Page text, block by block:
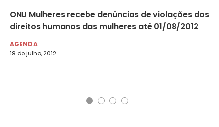
ONU Mulheres recebe denúncias de violações dos
direitos humanos das mulheres até 01/08/2012
AGENDA
18 de julho, 2012